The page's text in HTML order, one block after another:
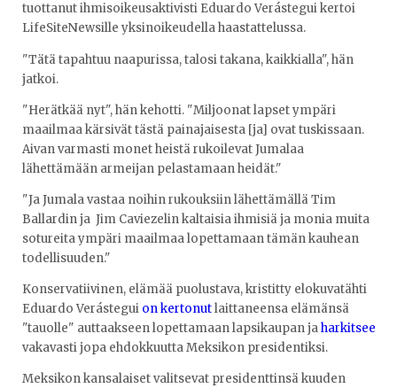
tuottanut ihmisoikeusaktivisti Eduardo Verástegui kertoi
LifeSiteNewsille yksinoikeudella haastattelussa.
"Tätä tapahtuu naapurissa, talosi takana, kaikkialla", hän
jatkoi.
"Herätkää nyt", hän kehotti. "Miljoonat lapset ympäri
maailmaa kärsivät tästä painajaisesta [ja] ovat tuskissaan.
Aivan varmasti monet heistä rukoilevat Jumalaa
lähettämään armeijan pelastamaan heidät."
"Ja Jumala vastaa noihin rukouksiin lähettämällä Tim
Ballardin ja Jim Caviezelin kaltaisia ihmisiä ja monia muita
sotureita ympäri maailmaa lopettamaan tämän kauhean
todellisuuden."
Konservatiivinen, elämää puolustava, kristitty elokuvatähti
Eduardo Verástegui on kertonutlaittaneensa elämänsä
"tauolle" auttaakseen lopettamaan lapsikaupan jaharkitsee
vakavasti jopa ehdokkuutta Meksikon presidentiksi.
Meksikon kansalaiset valitsevat presidenttinsä kuuden